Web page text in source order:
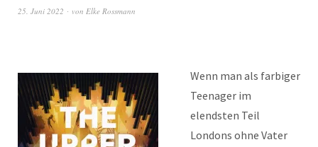
25. Juni 2022 von Elke Rossmann
Wenn man als farbiger
Teenager im
elendsten Teil
Londons ohne Vater